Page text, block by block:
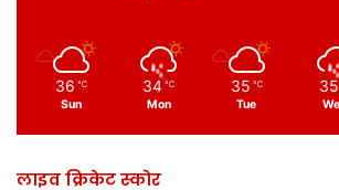
36 ℃
Sun
34 ℃
Mon
35 ℃
Tue
35
लाइव क्रिकेट स्कोर